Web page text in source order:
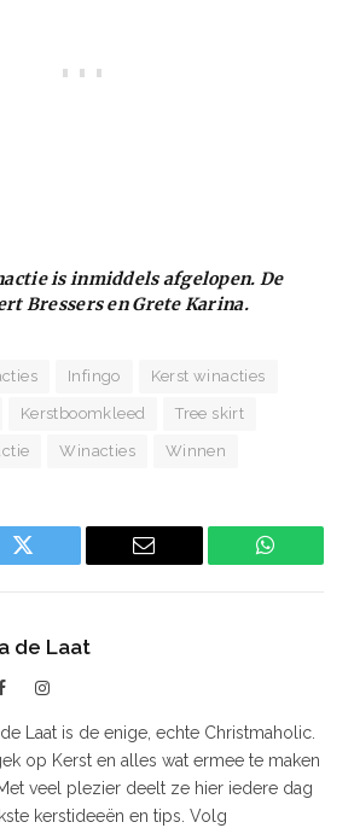
is inmiddels afgelopen. De
Bressers en Grete Karina.
Infingo Kerst winacties
Kerstboomkleed Tree skirt
Winacties Winnen
Twitter Email
de Laat
FacebookInstagram
Laat is de enige, echte Christmaholic.
op Kerst en alles wat ermee te maken
veel plezier deelt ze hier iedere dag
kerstideeën en tips. Volg